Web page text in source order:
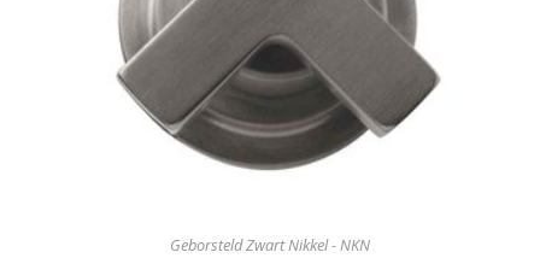
Geborsteld Zwart Nikkel - NKN